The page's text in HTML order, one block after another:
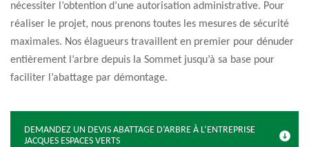
nécessiter l’obtention d’une autorisation administrative. Pour
réaliser le projet, nous prenons toutes les mesures de sécurité
maximales. Nos élagueurs travaillent en premier pour dénuder
entièrement l’arbre depuis la Sommet jusqu’à sa base pour
faciliter l’abattage par démontage.
DEMANDEZ UN DEVIS ABATTAGE D’ARBRE À L’ENTREPRISE
JACQUES ESPACES VERTS